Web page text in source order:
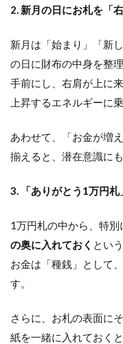
2. 新月の日にお札を「
新月は「始まり」「新
の日に財布の中身を整
手前にし、右肩が上に
上昇するエネルギーに
あわせて、「お金が増
揃えると、潜在意識に
3. 「ありがとう1万円
1万円札の中から、特別
の奥に入れておく とい
お金は「種銭」として
す。
さらに、お札の表面に
紙を一緒に入れておく